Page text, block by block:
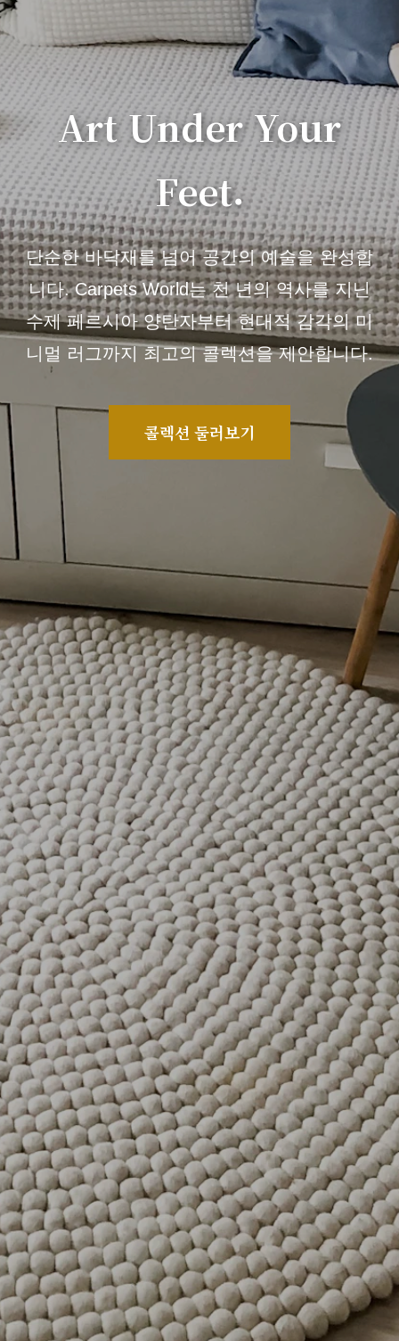
Art Under Your
Feet.
단순한 바닥재를 넘어 공간의 예술을 완성합
니다. Carpets World는 천 년의 역사를 지닌
수제 페르시아 양탄자부터 현대적 감각의 미
니멀 러그까지 최고의 콜렉션을 제안합니다.
콜렉션 둘러보기